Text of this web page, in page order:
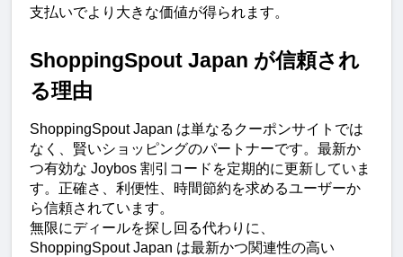
支払いでより大きな価値が得られます。
ShoppingSpout Japan が信頼され
る理由
ShoppingSpout Japan は単なるクーポンサイトでは
なく、賢いショッピングのパートナーです。最新か
つ有効な Joybos 割引コードを定期的に更新していま
す。正確さ、利便性、時間節約を求めるユーザーか
ら信頼されています。
無限にディールを探し回る代わりに、
ShoppingSpout Japan は最新かつ関連性の高い